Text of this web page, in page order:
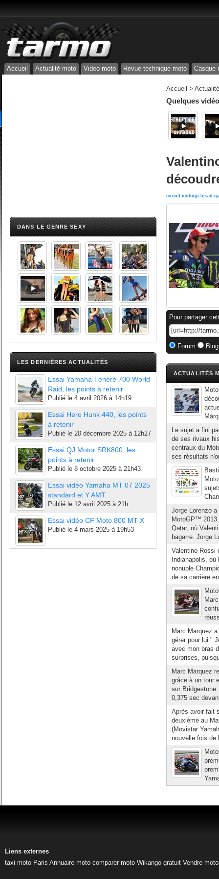
Accueil Actualité moto Video moto Revue technique moto Casque
DANS LE GENRE SEXY
LES DERNIÈRES ACTUALITÉS
Essai Yamaha Ténéré 700 World
Raid, les points à retenir
Publié le 4 avril 2026 à 14h19
Essai Hero Hunk 440, les points
à retenir
Publié le 20 décembre 2025 à 12h27
Essai QJ Motor SRK800, les
points à retenir
Publié le 8 octobre 2025 à 21h43
Essai vidéo Yamaha MT 07 2025
standard et Y AMT
Publié le 12 avril 2025 à 21h
Essai vidéo CF Moto 800 MT X
Publié le 4 mars 2025 à 19h53
Accueil >
Quelques
circuit motogp losail
Pour partager
Forum
ACTUALITÉS
Le sujet a fini
de ses rivaux
centraux du
ses résultats
Jorge Lorenzo
MotoGP™ 2013
Qatar, où
bagarre. Jorge
Valentino Rossi
Indianapolis,
nonuple
de sa carrière
Marc Marquez
gérer pour lui "
avec mon bras
surprises,
Marc Marquez
grâce à un tour
sur
0,375 sec
Après avoir fait
deuxième au
(Movistar
nouvelle fois de
Liens externes
taxi moto Paris Annuaire moto comparer moto Wikango gratuit Vendre moto